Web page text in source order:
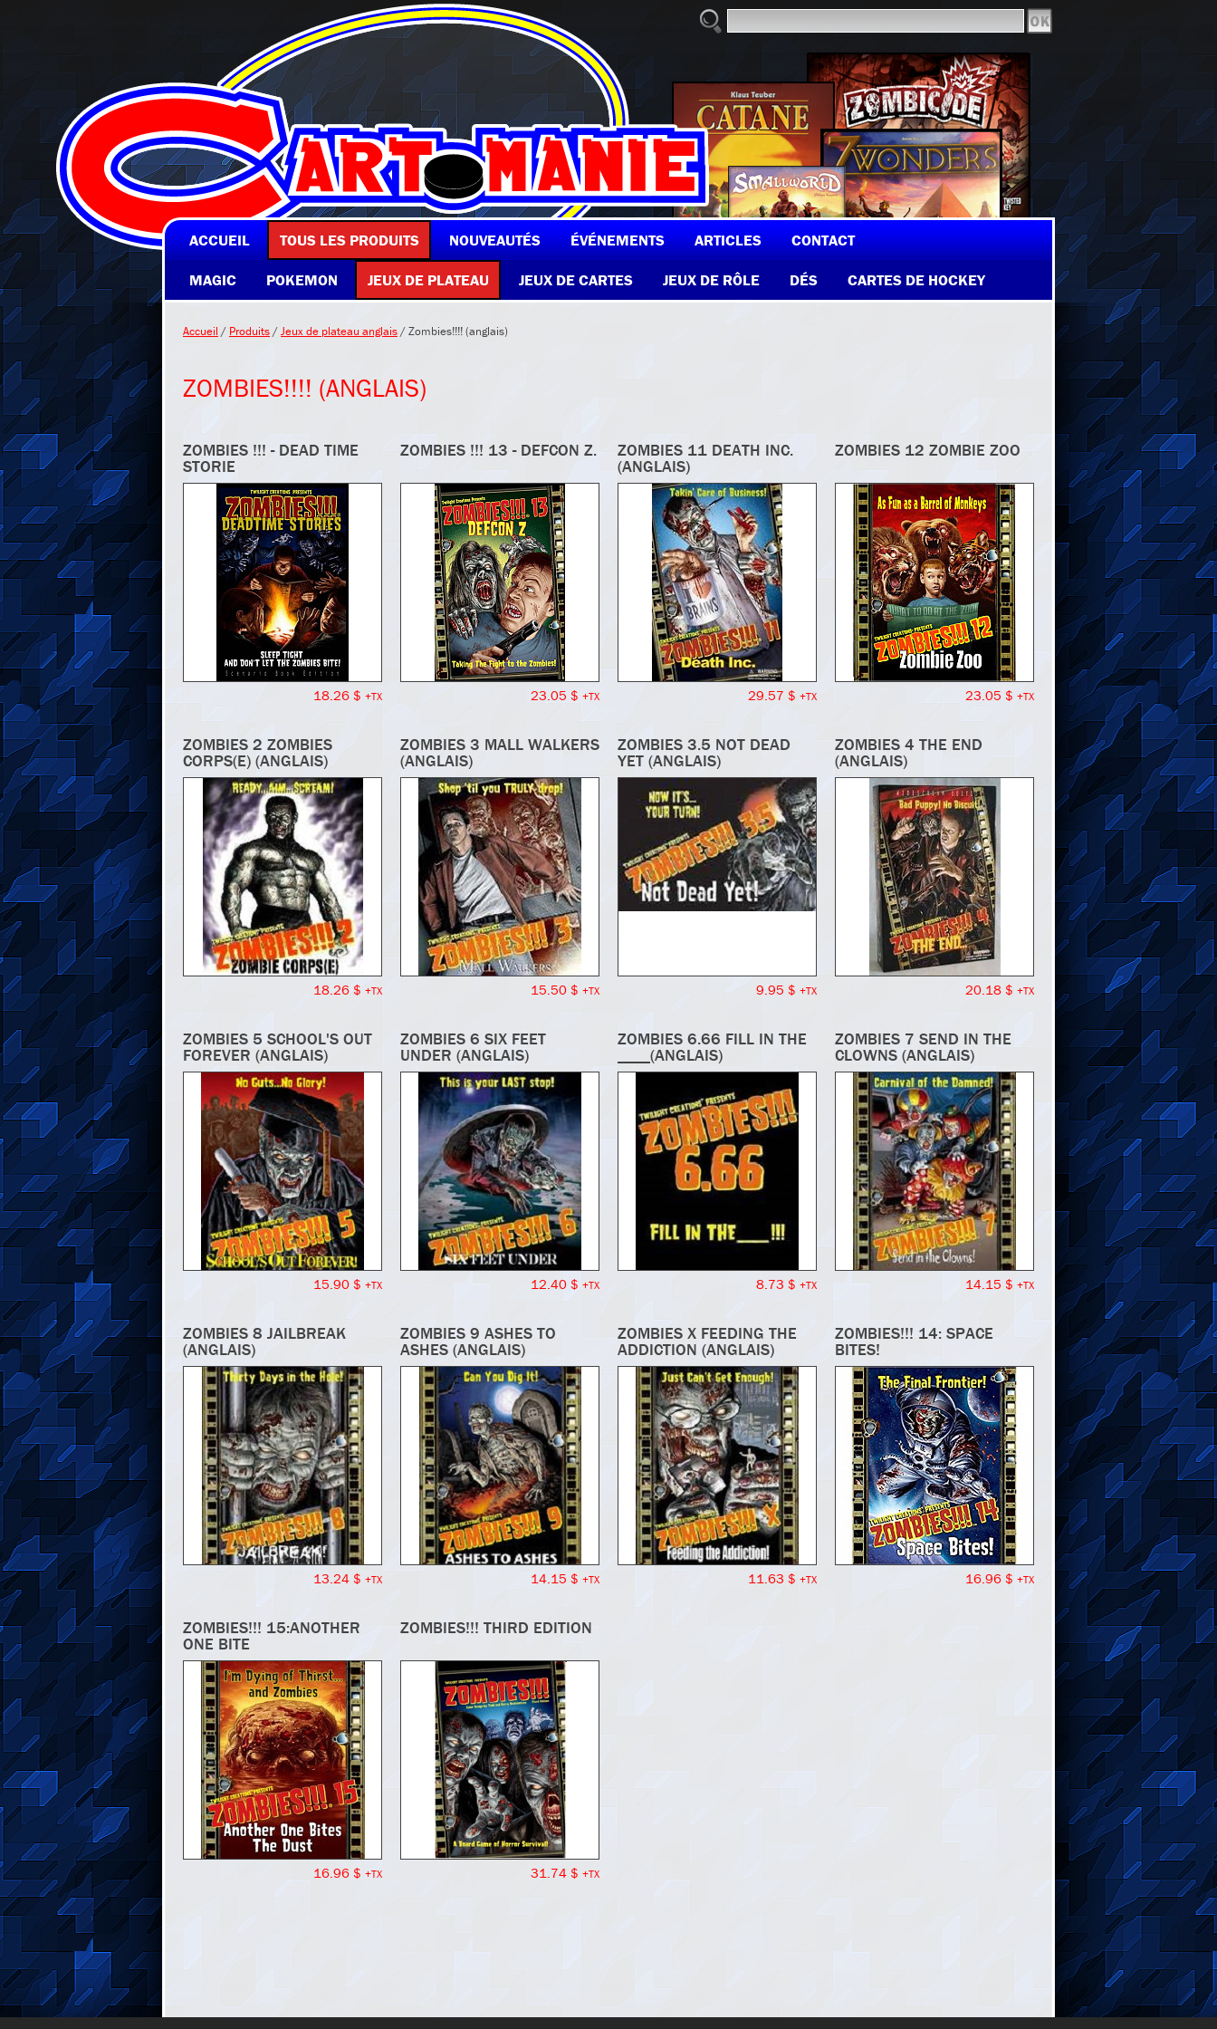
ACCUEIL TOUS LES PRODUITS NOUVEAUTÉS ÉVÉNEMENTS ARTICLES
CONTACT
MAGIC
POKEMON JEUX DE PLATEAU JEUX DE CARTES JEUX DE RÔLE DÉS CARTES DE HOCKEY
Accueil / Produits/Jeux de plateau anglais/ Zombies!!!! (anglais)
ZOMBIES!!!! (ANGLAIS)
ZOMBIES !!! - DEAD TIME
STORIE
18.26 $ +TX
ZOMBIES !!! 13 - DEFCON Z.
23.05 $ +TX
ZOMBIES 11 DEATH INC.
(ANGLAIS)
29.57 $ +TX
ZOMBIES 12 ZOMBIE ZOO
23.05 $ +TX
ZOMBIES 2 ZOMBIES
CORPS(E) (ANGLAIS)
18.26 $+TX
ZOMBIES 3 MALL WALKERS
(ANGLAIS)
15.50 $ +TX
ZOMBIES 3.5 NOT DEAD
YET (ANGLAIS)
9.95 $ +TX
ZOMBIES 4 THE END
(ANGLAIS)
20.18 $ +TX
ZOMBIES 5 SCHOOL'S OUT
FOREVER (ANGLAIS)
15.90 $ +TX
ZOMBIES 6 SIX FEET
UNDER (ANGLAIS)
12.40 $ +TX
ZOMBIES 6.66 FILL IN THE
____(ANGLAIS)
8.73 $ +TX
ZOMBIES 7 SEND IN THE
CLOWNS (ANGLAIS)
14.15 $ +TX
ZOMBIES 8 JAILBREAK
(ANGLAIS)
13.24 $ +TX
ZOMBIES 9 ASHES TO
ASHES (ANGLAIS)
14.15 $ +TX
ZOMBIES X FEEDING THE
ADDICTION (ANGLAIS)
11.63 $ +TX
ZOMBIES!!! 14: SPACE
BITES!
16.96 $ +TX
ZOMBIES!!! 15:ANOTHER
ONE BITE
16.96 $ +TX
ZOMBIES!!! THIRD EDITION
31.74 $ +TX